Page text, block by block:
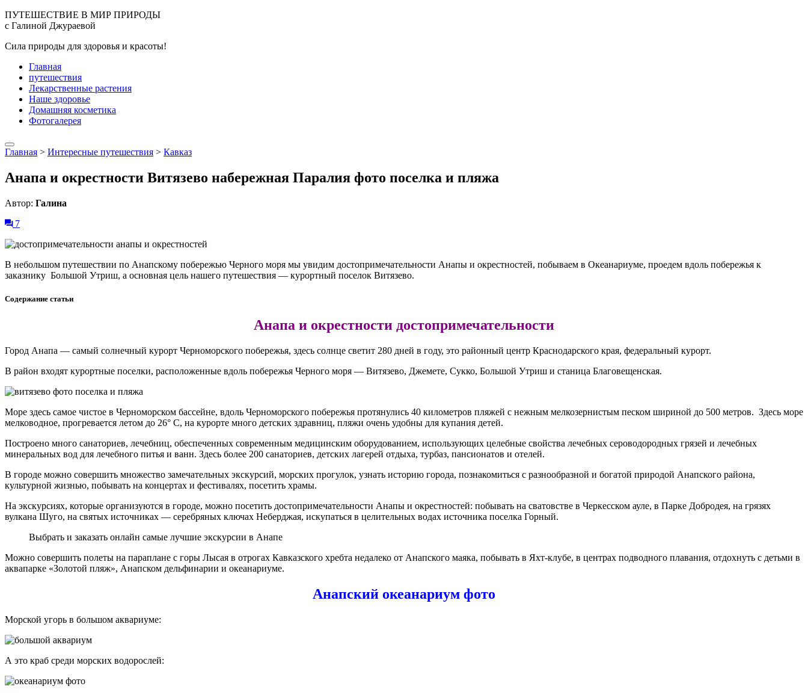
ПУТЕШЕСТВИЕ В МИР ПРИРОДЫ
с Галиной Джураевой
Сила природы для здоровья и красоты!
Главная
путешествия
Лекарственные растения
Наше здоровье
Домашняя косметика
Фотогалерея
Главная > Интересные путешествия > Кавказ
Анапа и окрестности Витязево набережная Паралия фото поселка и пляжа
Автор: Галина
7
В небольшом путешествии по Анапскому побережью Черного моря мы увидим достопримечательности Анапы и окрестностей, побываем в Океанариуме, проедем вдоль побережья к
заказнику Большой Утриш, а основная цель нашего путешествия — курортный поселок Витязево.
Содержание статьи
Анапа и окрестности достопримечательности
Город Анапа — самый солнечный курорт Черноморского побережья, здесь солнце светит 280 дней в году, это районный центр Краснодарского края, федеральный курорт.
В район входят курортные поселки, расположенные вдоль побережья Черного моря — Витязево, Джемете, Сукко, Большой Утриш и станица Благовещенская.
Море здесь самое чистое в Черноморском бассейне, вдоль Черноморского побережья протянулись 40 километров пляжей с нежным мелкозернистым песком шириной до 500 метров. Здесь море
мелководное, прогревается летом до 26° C, на курорте много детских здравниц, пляжи очень удобны для купания детей.
Построено много санаториев, лечебниц, обеспеченных современным медицинским оборудованием, использующих целебные свойства лечебных сероводородных грязей и лечебных
минеральных вод для лечебного питья и ванн. Здесь более 200 санаториев, детских лагерей отдыха, турбаз, пансионатов и отелей.
В городе можно совершить множество замечательных экскурсий, морских прогулок, узнать историю города, познакомиться с разнообразной и богатой природой Анапского района,
культурной жизнью, побывать на концертах и фестивалях, посетить храмы.
На экскурсиях, которые организуются в городе, можно посетить достопримечательности Анапы и окрестностей: побывать на сватовстве в Черкесском ауле, в Парке Добродея, на грязях
вулкана Шуго, на святых источниках — серебряных ключах Неберджая, искупаться в целительных водах источника поселка Горный.
Выбрать и заказать онлайн самые лучшие экскурсии в Анапе
Можно совершить полеты на параплане с горы Лысая в отрогах Кавказского хребта недалеко от Анапского маяка, побывать в Яхт-клубе, в центрах подводного плавания, отдохнуть с детьми в
аквапарке «Золотой пляж», Анапском дельфинарии и океанариуме.
Анапский океанариум фото
Морской угорь в большом аквариуме:
А это краб среди морских водорослей: